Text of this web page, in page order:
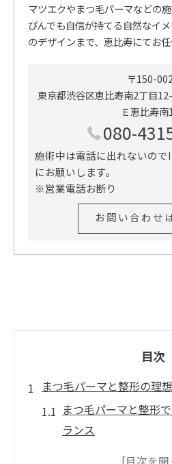
マツエクやまつ毛パーマなどの
ぴんでも自信が持てる自然なイ
のデザインまで、恵比寿にてお任
〒150-
東京都渋谷区恵比寿南2丁目
Ｅ恵比寿南
080-
施術中は電話に出れないの
にお願いします。
※営業電話お断り
お問い合わせ
目次
まつ毛パーマと整形の理
まつ毛パーマと整形
ランス
まつ毛パーマ活用で